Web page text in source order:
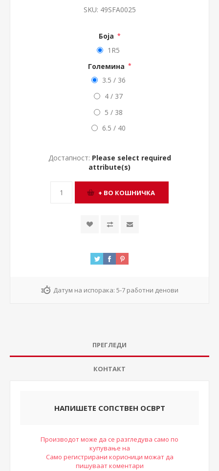
SKU: 49SFA0025
Боја *
1R5
Големина *
3.5 / 36
4 / 37
5 / 38
6.5 / 40
Достапност: Please select required
attribute(s)
Датум на испорака: 5-7 работни денови
ПРЕГЛЕДИ
КОНТАКТ
НАПИШЕТЕ СОПСТВЕН ОСВРТ
Производот може да се разгледува само по
купување на
Само регистрирани корисници можат да
пишуваат коментари